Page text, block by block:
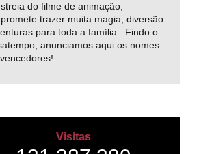
do filme de animação,
trazer muita magia, diversão
para toda a família. Findo o
anunciamos aqui os nomes
Visitas